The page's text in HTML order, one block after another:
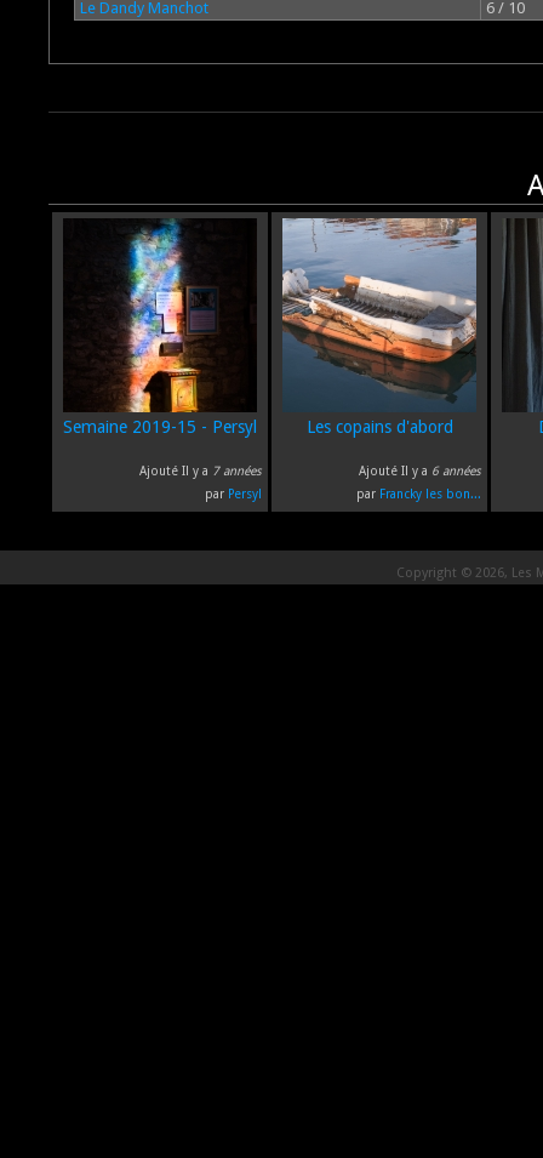
Le Dandy Manchot
6 / 10
Semaine 2019-15 - Persyl
Ajouté Il y a 7 années
par Persyl
Les copains d'abord
Ajouté Il y a 6 années
par Francky les bon...
Copyright © 2026, Les